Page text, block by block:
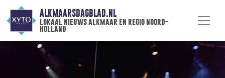
ALKMAARSDAGBLAD.NL
lokaal nieuws alkmaar en regio noord-
holland